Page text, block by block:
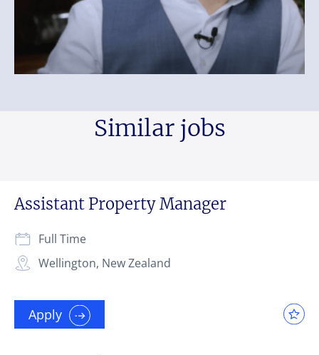
Similar jobs
Assistant Property Manager
Wellington, New Zealand
Full Time
Apply